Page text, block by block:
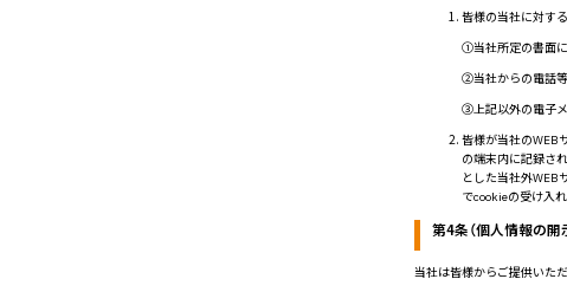
皆様の当社に対す
①当社所定の書面
②当社からの電話
③上記以外の電子
皆様が当社のWEB
の端末内に記録さ
とした当社外WEB
でcookieの受け入
第4条（個人情報の開
当社は皆様からご提供いた